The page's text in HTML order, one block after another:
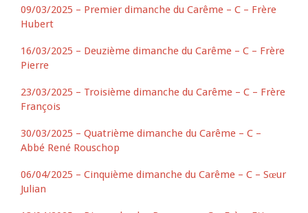
09/03/2025 – Premier dimanche du Carême – C – Frère
Hubert
16/03/2025 – Deuzième dimanche du Carême – C – Frère
Pierre
23/03/2025 – Troisième dimanche du Carême – C – Frère
François
30/03/2025 – Quatrième dimanche du Carême – C –
Abbé René Rouschop
06/04/2025 – Cinquième dimanche du Carême – C – Sœur
Julian